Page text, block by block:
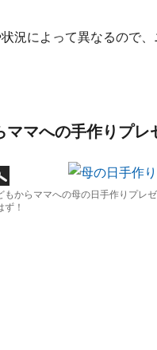
況によって異なるので、
マへの手作りプレ
もからママへの母の日手作りプレ
ず！